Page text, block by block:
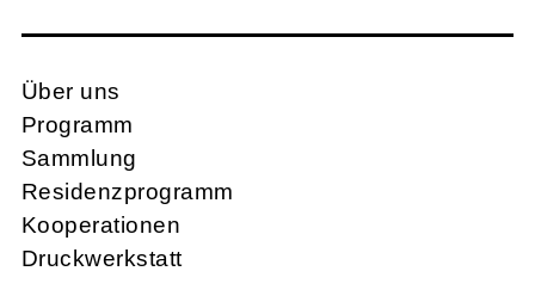
Über uns
Programm
Sammlung
Residenzprogramm
Kooperationen
Druckwerkstatt